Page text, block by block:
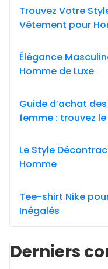
Trouvez Votre
Vêtement pour
Élégance
Homme de Luxe
Guide d’achat
femme : trouvez
Le Style
Homme
Tee-shirt Nike
Inégalés
Derniers